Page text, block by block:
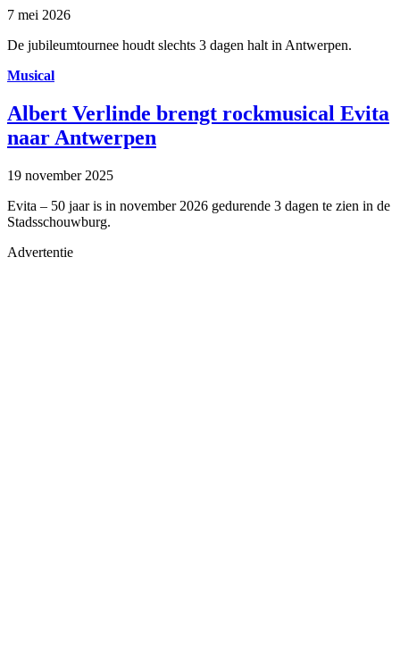
7 mei 2026
De jubileumtournee houdt slechts 3 dagen halt in Antwerpen.
Musical
Albert Verlinde brengt rockmusical Evita
naar Antwerpen
19 november 2025
Evita – 50 jaar is in november 2026 gedurende 3 dagen te zien in de
Stadsschouwburg.
Advertentie